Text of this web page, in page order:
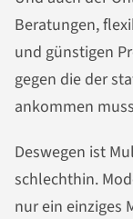
Beratungen,
und günstigen
gegen die der
ankommen
Deswegen ist
schlechthin.
nur ein einziges